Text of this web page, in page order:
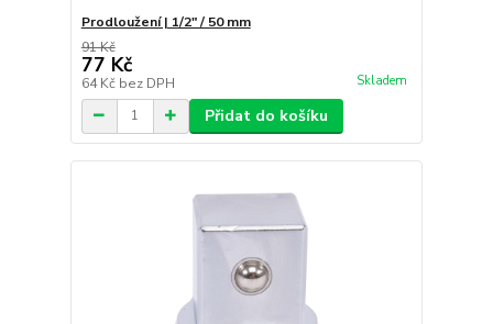
Prodloužení | 1/2" / 50 mm
91 Kč
77 Kč
64 Kč bez DPH Skladem
Přidat do košíku